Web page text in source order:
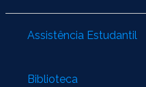
Assistência Estudantil
Biblioteca